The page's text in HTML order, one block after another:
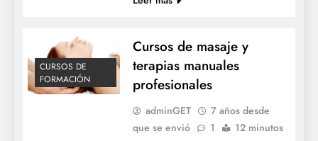
CURSOS DE
FORMACIÓN
Cursos de masaje y
terapias manuales
profesionales
adminGET
7 años desde
que se envió
1 12 minutos